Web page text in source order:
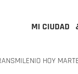
MI CIUDAD
HOY